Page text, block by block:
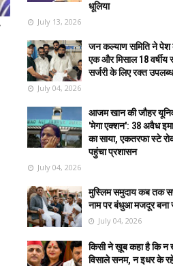
धूलिया
July 13, 2026
जन कल्याण समिति ने पेश
एक और मिसाल 18 वर्षीय
सर्जरी के लिए रक्त
July 04, 2026
आजम खान की जौहर
'मेगा एक्शन': 38 अवैध
का साया, एकतरफा स्टे
पहुंचा प्रशासन
July 04, 2026
मुस्लिम समुदाय कब तक
नाम पर बंधुआ मजदूर बना
July 04, 2026
किसी ने ख़ूब कहा है कि न
विसाले सनम, न इधर के